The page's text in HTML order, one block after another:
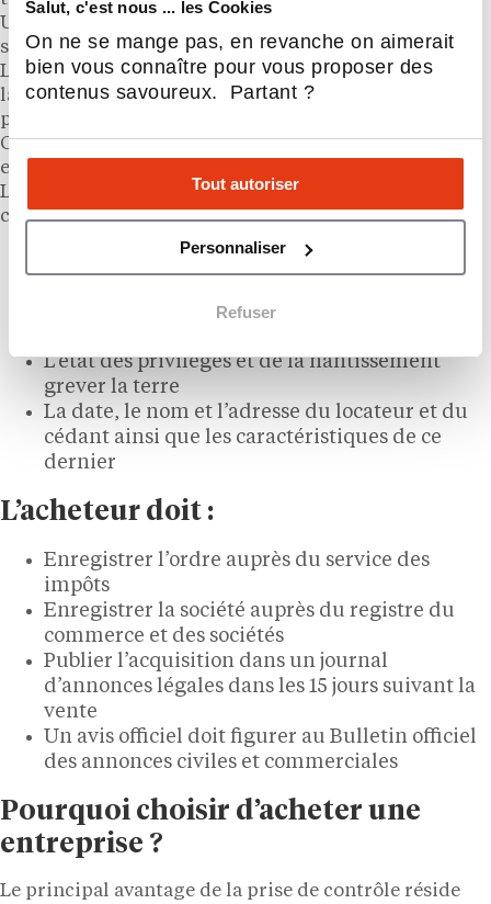
Salut, c'est nous ... les Cookies
On ne se mange pas, en revanche on aimerait
bien vous connaître pour vous proposer des
contenus savoureux. Partant ?
Tout autoriser
Personnaliser
Refuser
Un formulaire doit être soumis si l’activité est
soumise au droit de premier refus.
Les employés devront être informés deux mois avant
la création de l’acte de vente puisqu’ils ont la priorité
pour l’achat de l’entreprise.
Cette étape est obligatoire et ne concerne que les
entreprises de moins de 250 employés.
Le document doit être signé par les deux parties et
comprendre :
Chiffre d’affaires et résultats des dernières
L’état des privilèges et de la nantissement
grever la terre
La date, le nom et l’adresse du locateur et du
cédant ainsi que les caractéristiques de ce
dernier
L’acheteur doit :
Enregistrer l’ordre auprès du service des
impôts
Enregistrer la société auprès du registre du
commerce et des sociétés
Publier l’acquisition dans un journal
d’annonces légales dans les 15 jours suivant la
vente
Un avis officiel doit figurer au Bulletin officiel
des annonces civiles et commerciales
Pourquoi choisir d’acheter une
entreprise ?
Le principal avantage de la prise de contrôle réside